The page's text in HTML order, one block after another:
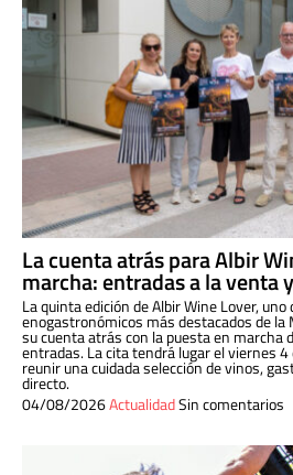
La cuenta atrás para Albir
marcha: entradas a la venta
La quinta edición de Albir Wine Lover,
enogastronómicos más destacados de la
su cuenta atrás con la puesta en marcha
entradas. La cita tendrá lugar el viernes
reunir una cuidada selección de vinos,
directo.
04/08/2026ActualidadSin comentarios